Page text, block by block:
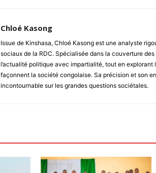
Chloé Kasong
Issue de Kinshasa, Chloé Kasong est une analyste
sociaux de la RDC. Spécialisée dans la couverture
l’actualité politique avec impartialité, tout en explorant
façonnent la société congolaise. Sa précision et son
incontournable sur les grandes questions sociétales.